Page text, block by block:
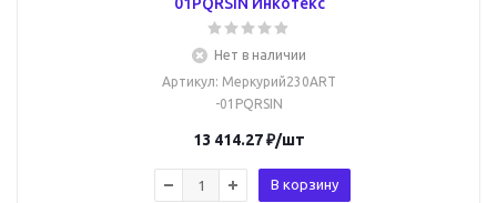
Нет в наличии
Артикул: Меркурий230ART
-01PQRSIN
13 414.27₽/шт
В корзину